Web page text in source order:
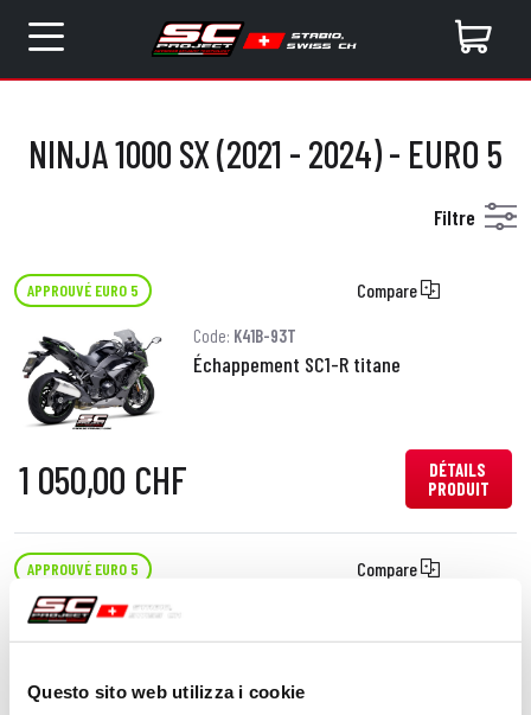
Questo sito web utilizza i cookie
NINJA 1000 SX (2021 - 2024) - EURO 5
Filtre
APPROUVÉ EURO 5 Compare
Code: K41B-93T
Échappement SC1-R titane
1 050,00 CHF
DÉTAILS
PRODUIT
APPROUVÉ EURO 5 Compare
Échappement SC1-R titane, noir mat